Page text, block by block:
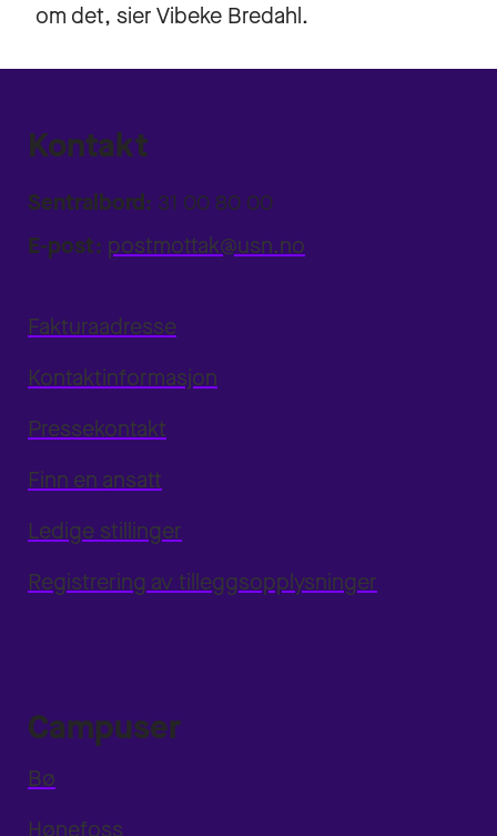
om det, sier Vibeke Bredahl.
Kontakt
Sentralbord: 31 00 80 00
E-post: postmottak@usn.no
Fakturaadresse
Kontaktinformasjon
Pressekontakt
Finn en ansatt
Ledige stillinger
Registrering av tilleggsopplysninger
Campuser
Bø